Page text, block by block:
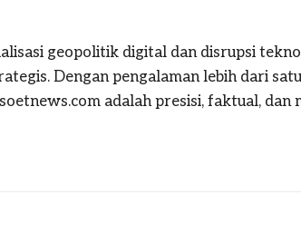
geopolitik digital dan disrupsi
Dengan pengalaman lebih dari
adalah presisi, faktual, dan